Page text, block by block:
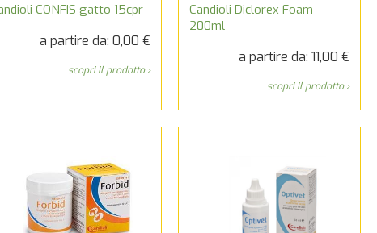
CONFIS gatto 15cpr
a partire da: 0,00 €
scopri il prodotto ›
Candioli Diclorex Foam
200ml
a partire da: 11,00 €
scopri il prodotto ›